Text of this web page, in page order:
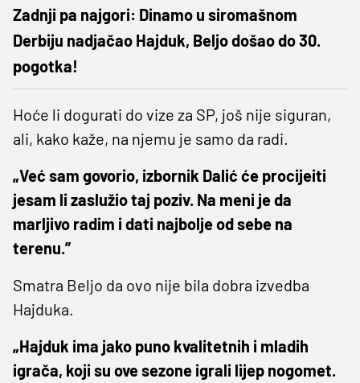
Zadnji pa najgori: Dinamo u siromašnom
Derbiju nadjačao Hajduk, Beljo došao do 30.
pogotka!
Hoće li dogurati do vize za SP, još nije siguran,
ali, kako kaže, na njemu je samo da radi.
„Već sam govorio, izbornik Dalić će procijeiti
jesam li zaslužio taj poziv. Na meni je da
marljivo radim i dati najbolje od sebe na
terenu.”
Smatra Beljo da ovo nije bila dobra izvedba
Hajduka.
„Hajduk ima jako puno kvalitetnih i mladih
igrača, koji su ove sezone igrali lijep nogomet.